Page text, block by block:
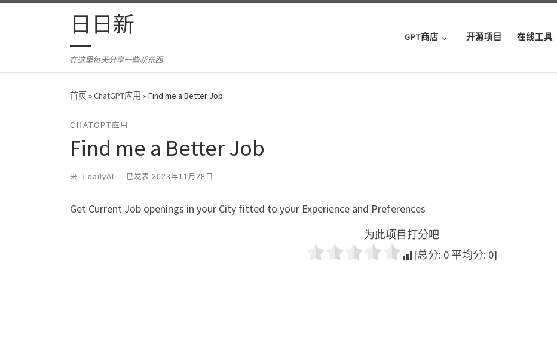
Skip to content日日新
在这里每天分享一些新东西
GPT商店 开源项目 在线工具
首页»ChatGPT应用 »Find me a Better Job
CHATGPT应用
Find me a Better Job
来自 dailyAI 已发表 2023年11月28日
Get Current Job openings in your City fitted to your Experience and Preferences
为此项目打分吧
[总分: 0 平均分: 0]